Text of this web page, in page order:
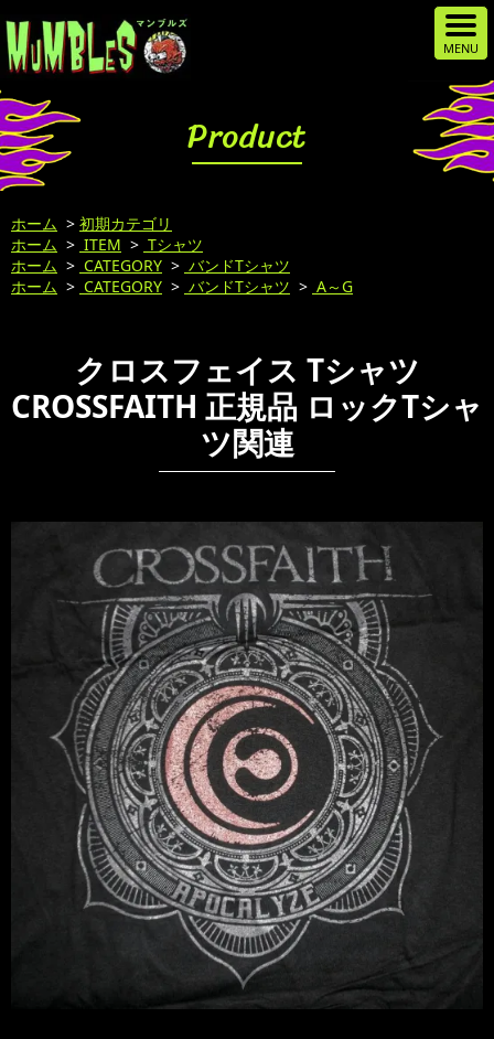
Product
ホーム > 初期カテゴリ
ホーム > ITEM > Tシャツ
ホーム > CATEGORY > バンドTシャツ
ホーム > CATEGORY > バンドTシャツ > A～G
クロスフェイス Tシャツ
CROSSFAITH 正規品 ロックTシャ
ツ関連